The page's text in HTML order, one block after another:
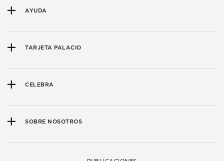
AYUDA
TARJETA PALACIO
CELEBRA
SOBRE NOSOTROS